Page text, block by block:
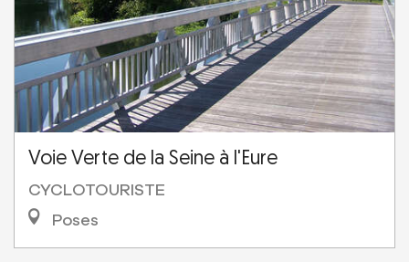
Voie Verte de la Seine à l'Eure
CYCLOTOURISTE
Poses